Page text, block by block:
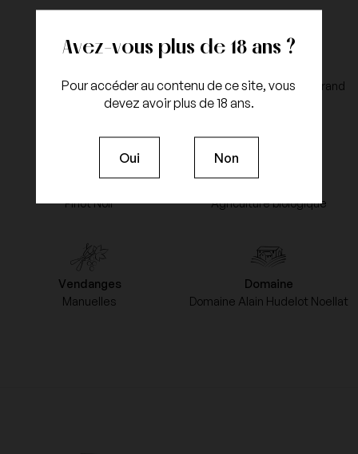
Avez-vous plus de 18 ans ?
Pour accéder au contenu de ce site, vous
devez avoir plus de 18 ans.
Oui Non
2009
Romanée Saint Vivant Grand
Pinot Noir
Agriculture biologique
Vendanges
Manuelles
Domaine
Domaine Alain Hudelot Noellat